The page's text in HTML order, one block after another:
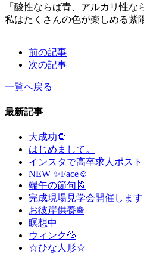
「酸性ならば青、アルカリ性
私はたくさんの色が楽しめる紫
前の記事
次の記事
一覧へ戻る
最新記事
大成功🌻
はじめまして。
インスタで高卒求人ポス
NEW ✨Face☺
端午の節句🎏
完成現場見学会開催します
お彼岸供養❁
瞑想中
ウィンク💦
☆ひな人形☆